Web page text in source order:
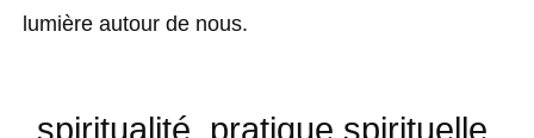
lumière autour de nous.
spiritualité, pratique spirituelle,